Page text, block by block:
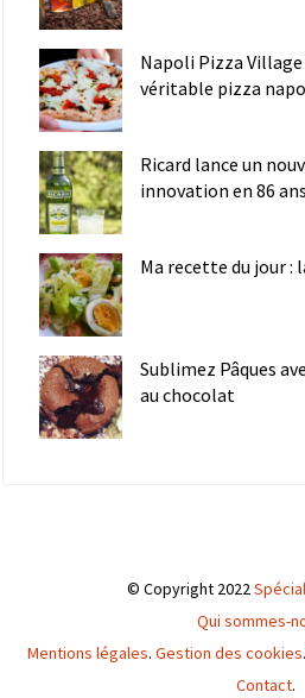
Napoli Pizza
véritable pizza
Ricard lance un
innovation en 86
Ma recette du jour :
Sublimez Pâques
au chocolat
© Copyright 2022
Qui sommes-
Mentions légales. Gestion des cookies.
Contact.